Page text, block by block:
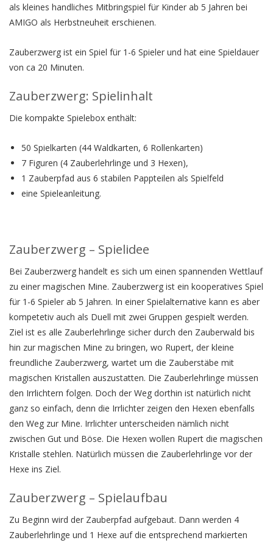
als kleines handliches Mitbringspiel für Kinder ab 5 Jahren bei
AMIGO als Herbstneuheit erschienen.
Zauberzwerg ist ein Spiel für 1-6 Spieler und hat eine Spieldauer
von ca 20 Minuten.
Zauberzwerg: Spielinhalt
Die kompakte Spielebox enthält:
50 Spielkarten (44 Waldkarten, 6 Rollenkarten)
7 Figuren (4 Zauberlehrlinge und 3 Hexen),
1 Zauberpfad aus 6 stabilen Pappteilen als Spielfeld
eine Spieleanleitung.
Zauberzwerg – Spielidee
Bei Zauberzwerg handelt es sich um einen spannenden Wettlauf
zu einer magischen Mine. Zauberzwerg ist ein kooperatives Spiel
für 1-6 Spieler ab 5 Jahren. In einer Spielalternative kann es aber
kompetetiv auch als Duell mit zwei Gruppen gespielt werden.
Ziel ist es alle Zauberlehrlinge sicher durch den Zauberwald bis
hin zur magischen Mine zu bringen, wo Rupert, der kleine
freundliche Zauberzwerg, wartet um die Zauberstäbe mit
magischen Kristallen auszustatten. Die Zauberlehrlinge müssen
den Irrlichtern folgen. Doch der Weg dorthin ist natürlich nicht
ganz so einfach, denn die Irrlichter zeigen den Hexen ebenfalls
den Weg zur Mine. Irrlichter unterscheiden nämlich nicht
zwischen Gut und Böse. Die Hexen wollen Rupert die magischen
Kristalle stehlen. Natürlich müssen die Zauberlehrlinge vor der
Hexe ins Ziel.
Zauberzwerg – Spielaufbau
Zu Beginn wird der Zauberpfad aufgebaut. Dann werden 4
Zauberlehrlinge und 1 Hexe auf die entsprechend markierten